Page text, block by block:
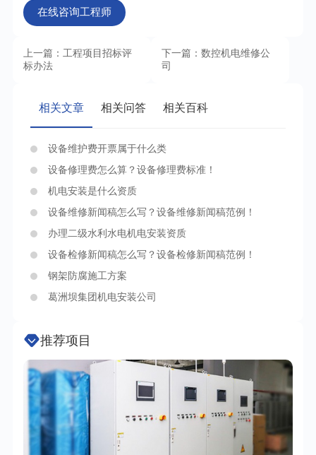
在线咨询工程师
上一篇：工程项目招标评
标办法
下一篇：数控机电维修公
司
相关文章 相关问答 相关百科
设备维护费开票属于什么类
设备修理费怎么算？设备修理费标准！
机电安装是什么资质
设备维修新闻稿怎么写？设备维修新闻稿范例！
办理二级水利水电机电安装资质
设备检修新闻稿怎么写？设备检修新闻稿范例！
钢架防腐施工方案
葛洲坝集团机电安装公司
推荐项目